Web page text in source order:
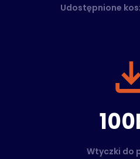
Udostępnione
Wtyczki do